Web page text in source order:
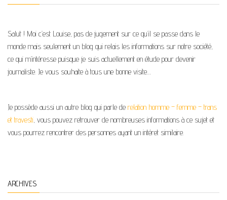
Salut ! Moi c’est Louise, pas de jugement sur ce qu’il se passe dans le
monde mais seulement un blog qui relais les informations sur notre société,
ce qui m’intéresse puisque je suis actuellement en étude pour devenir
journaliste. Je vous souhaite à tous une bonne visite…
Je possède aussi un autre blog qui parle de relation homme – femme – trans
et travesti , vous pouvez retrouver de nombreuses informations à ce sujet et
vous pourrez rencontrer des personnes ayant un intéret similaire.
ARCHIVES